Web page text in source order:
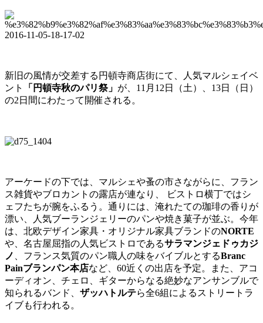
新旧の風情が交差する円頓寺商店街にて、人気マルシェイベ
ント
「円頓寺秋のパリ祭」 が、 11 月 12 日（土）、 13日（日）
の2 日間にわたって開催される。
アーケードの下では、マルシェや蚤の市さながらに、フラン
ス雑貨やブロカントの露店が連なり、 ビストロ横丁ではシ
ェフたちが腕をふるう。通りには、淹れたての珈琲の香りが
漂い、人気ブーランジェリーのパンや焼き菓子が並ぶ。今年
は、北欧デザイン家具・オリジナル家具ブランドのNORTE
や、名古屋屈指の人気ビストロであるサラマンジェドゥカジ
ノ
、フランス気質のパン職人の味をバイブルとするBranc
Painブランパン本店など、 60近くの出店を予定。また、アコ
ーディオン、チェロ、ギターからなる絶妙なアンサンブルで
知られるバンド、 ザッハトルテら全6組によるストリートラ
イブも行われる。